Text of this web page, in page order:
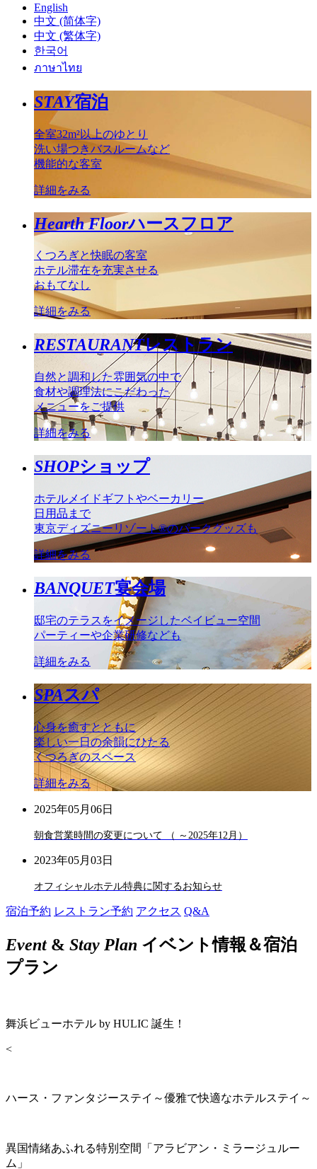
English
中文 (简体字)
中文 (繁体字)
한국어
ภาษาไทย
STAY宿泊
全室32m²以上のゆとり
洗い場つきバスルームなど
機能的な客室
詳細をみる
Hearth Floorハースフロア
くつろぎと快眠の客室
ホテル滞在を充実させる
おもてなし
詳細をみる
RESTAURANTレストラン
自然と調和した雰囲気の中で
食材や調理法にこだわった
メニューをご提供
詳細をみる
SHOPショップ
ホテルメイドギフトやベーカリー
日用品まで
東京ディズニーリゾート®のパークグッズも
詳細をみる
BANQUET宴会場
邸宅のテラスをイメージしたベイビュー空間
パーティーや企業研修なども
詳細をみる
SPAスパ
心身を癒すとともに
楽しい一日の余韻にひたる
くつろぎのスペース
詳細をみる
2025年05月06日
朝食営業時間の変更について （ ～2025年12月）
2023年05月03日
オフィシャルホテル特典に関するお知らせ
宿泊予約 レストラン予約 アクセス Q&A
Event& Stay Plan イベント情報＆宿泊
プラン
舞浜ビューホテル by HULIC 誕生！
<
ハース・ファンタジーステイ～優雅で快適なホテルステイ～
異国情緒あふれる特別空間「アラビアン・ミラージュルー
ム」